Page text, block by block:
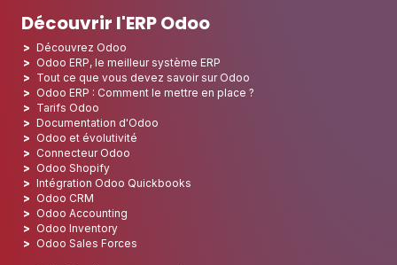
Découvrir l'ERP Odoo
Découvrez Odoo
Odoo ERP, le meilleur système ERP
Tout ce que vous devez savoir sur Odoo
Odoo ERP : Comment le mettre en place ?
Tarifs Odoo
Documentation d'Odoo
Odoo et évolutivité
Connecteur Odoo
Odoo Shopify
Intégration Odoo Quickbooks
Odoo CRM
Odoo Accounting
Odoo Inventory
Odoo Sales Forces